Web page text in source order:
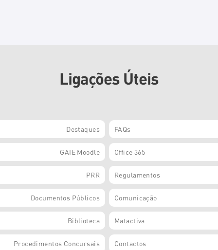
Ligações Úteis
Destaques FAQs
GAIE Moodle Office 365
PRR Regulamentos
Documentos Públicos Comunicação
Biblioteca Matactiva
Procedimentos Concursais Contactos